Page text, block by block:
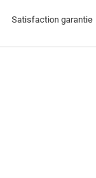
Satisfaction garantie